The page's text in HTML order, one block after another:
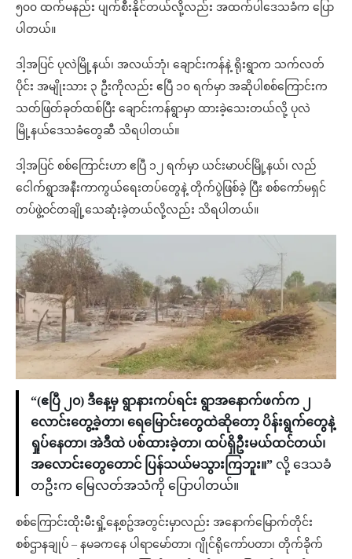
၅၀၀ ထက်မနည်း ပျက်စီးနိုင်တယ်လို့လည်း အထက်ပါဒေသခံက ပြော
ပါတယ်။
ဒါ့အပြင် ပုလဲမြို့နယ်၊ အလယ်ဘုံ၊ ချောင်းကန်နဲ့ ရိုးရွာက သက်လတ်
ပိုင်း အမျိုးသား ၃ ဦးကိုလည်း ဧပြီ ၁၀ ရက်မှာ အဆိုပါစစ်ကြောင်းက
သတ်ဖြတ်ခုတ်ထစ်ပြီး ချောင်းကန်ရွာမှာ ထားခဲ့သေးတယ်လို့ ပုလဲ
မြို့နယ်ဒေသခံတွေဆီ သိရပါတယ်။
ဒါ့အပြင် စစ်ကြောင်းဟာ ဧပြီ ၁၂ ရက်မှာ ယင်းမာပင်မြို့နယ်၊ လည်
ငေါက်ရွာအနီးကာကွယ်ရေးတပ်တွေနဲ့ တိုက်ပွဲဖြစ်ခဲ့ ပြီး စစ်ကော်မရှင်
တပ်ဖွဲ့ဝင်တချို့သေဆုံးခဲ့တယ်လို့လည်း သိရပါတယ်။
“(ဧပြီ ၂၀) ဒီနေ့မှ ရွာနားကပ်ရင်း ရွာအနောက်ဖက်က ၂
လောင်းတွေ့ခဲ့တာ၊ ရေမြောင်းတွေထဲဆိုတော့ ပိန်းရွက်တွေနဲ့
ရှုပ်နေတာ၊ အဲဒီထဲ ပစ်ထားခဲ့တာ၊ ထပ်ရှိဦးမယ်ထင်တယ်၊
အလောင်းတွေတောင် ပြန်သယ်မသွားကြဘူး။” လို့ ဒေသခံ
တဦးက မြေလတ်အသံကို ပြောပါတယ်။
စစ်ကြောင်းထိုးမီးရှို့နေ့စဥ်အတွင်းမှာလည်း အနောက်မြောက်တိုင်း
စစ်ဌာနချုပ် – နမခကနေ ပါရာမော်တာ၊ ဂျိုင်ရိုကော်ပတာ၊ တိုက်ခိုက်